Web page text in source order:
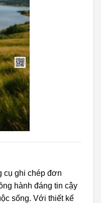
cụ ghi chép đơn
hành đáng tin cậy
sống. Với thiết kế